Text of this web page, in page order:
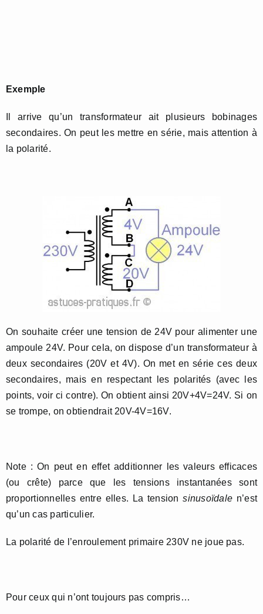
Exemple
Il arrive qu’un transformateur ait plusieurs bobinages
secondaires. On peut les mettre en série, mais attention à
la polarité.
On souhaite créer une tension de 24V pour alimenter une
ampoule 24V. Pour cela, on dispose d’un transformateur à
deux secondaires (20V et 4V). On met en série ces deux
secondaires, mais en respectant les polarités (avec les
points, voir ci contre). On obtient ainsi 20V+4V=24V. Si on
se trompe, on obtiendrait 20V-4V=16V.
Note : On peut en effet additionner les valeurs efficaces
(ou crête) parce que les tensions instantanées sont
proportionnelles entre elles. La tensionsinusoïdale n’est
qu’un cas particulier.
La polarité de l’enroulement primaire 230V ne joue pas.
Pour ceux qui n’ont toujours pas compris…